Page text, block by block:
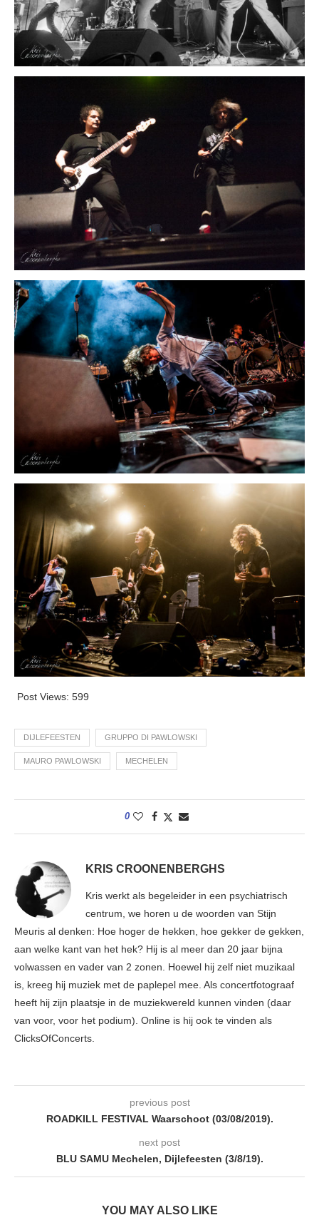
Post Views: 599
DIJLEFEESTEN GRUPPO DI PAWLOWSKI
MAURO PAWLOWSKI MECHELEN
0
KRIS CROONENBERGHS
Kris werkt als begeleider in een psychiatrisch
centrum, we horen u de woorden van Stijn
Meuris al denken: Hoe hoger de hekken, hoe gekker de gekken,
aan welke kant van het hek? Hij is al meer dan 20 jaar bijna
volwassen en vader van 2 zonen. Hoewel hij zelf niet muzikaal
is, kreeg hij muziek met de paplepel mee. Als concertfotograaf
heeft hij zijn plaatsje in de muziekwereld kunnen vinden (daar
van voor, voor het podium). Online is hij ook te vinden als
ClicksOfConcerts.
previous post
ROADKILL FESTIVAL Waarschoot (03/08/2019).
next post
BLU SAMU Mechelen, Dijlefeesten (3/8/19).
YOU MAY ALSO LIKE